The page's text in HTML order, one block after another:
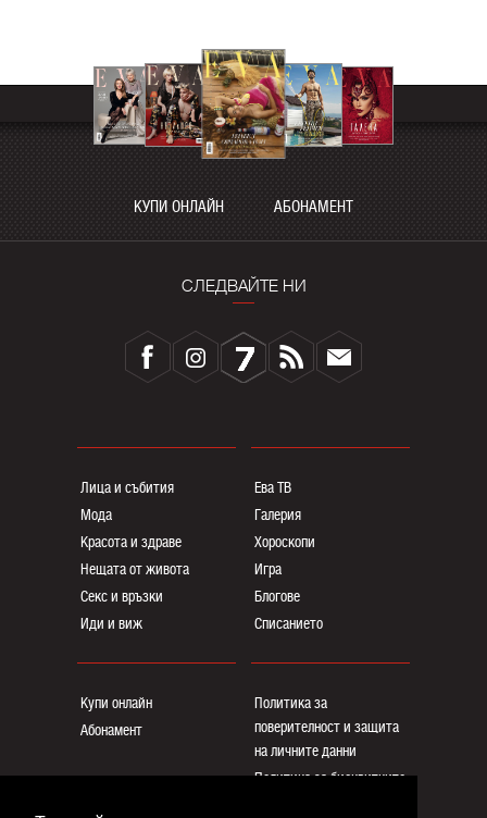
КУПИ ОНЛАЙН АБОНАМЕНТ
СЛЕДВАЙТЕ НИ
Лица и събития
Мода
Красота и здраве
Нещата от живота
Секс и връзки
Иди и виж
Ева ТВ
Галерия
Хороскопи
Игра
Блогoве
Списанието
Купи онлайн
Абонамент
Политика за
поверителност и защита
на личните данни
Политика за бисквитките